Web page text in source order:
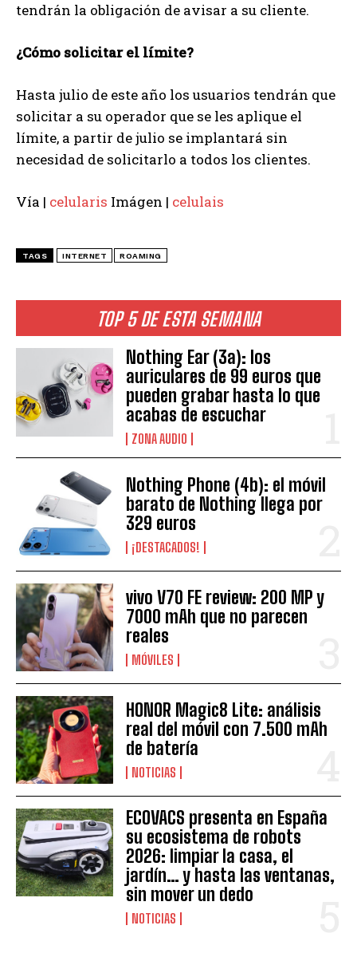
TOP 5 DE ESTA SEMANA
Nothing Ear (3a): los
auriculares de 99 euros que
pueden grabar hasta lo que
acabas de escuchar
ZONA AUDIO
Nothing Phone (4b): el móvil
barato de Nothing llega por
329 euros
¡DESTACADOS!
vivo V70 FE review: 200 MP y
7000 mAh que no parecen
reales
MÓVILES
HONOR Magic8 Lite: análisis
real del móvil con 7.500 mAh
de batería
NOTICIAS
ECOVACS presenta en España
su ecosistema de robots
2026: limpiar la casa, el
jardín… y hasta las ventanas,
sin mover un dedo
NOTICIAS
tendrán la obligación de avisar a su cliente.
¿Cómo solicitar el límite?
Hasta julio de este año los usuarios tendrán que
solicitar a su operador que se les aplique el
límite, a partir de julio se implantará sin
necesidad de solicitarlo a todos los clientes.
Vía | celularis Imágen | celulais
TAGS INTERNET ROAMING